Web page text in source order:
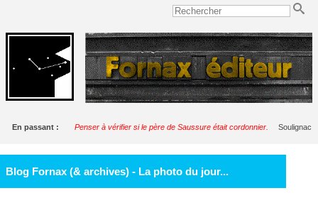
En passant : Penser à vérifier si le père de Saussure était cordonnier. Soulignac
Blog Fornax (& archives) - La photo du jour...